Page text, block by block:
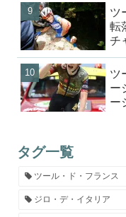
ツ
転
チ
ツ
ー
ー
タグ一覧
ツール・ド・フランス
ジロ・デ・イタリア